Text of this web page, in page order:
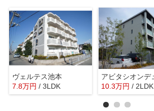
ヴェルテス池本
7.8万円 / 3LDK
10.3万円 / 2LDK